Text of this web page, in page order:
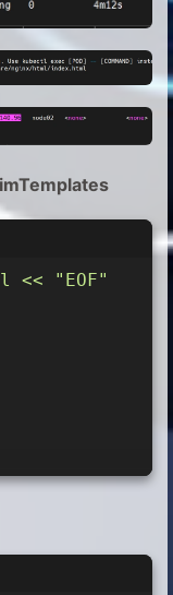
/usr/share/
rbd-pvc
<< "EOF"